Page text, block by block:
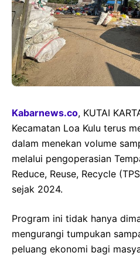
Kabarnews.co, KUTAI
Kecamatan Loa Kulu terus
dalam menekan volume
melalui pengoperasian
Reduce, Reuse, Recycle
sejak 2024.
Program ini tidak hanya
mengurangi tumpukan
peluang ekonomi bagi